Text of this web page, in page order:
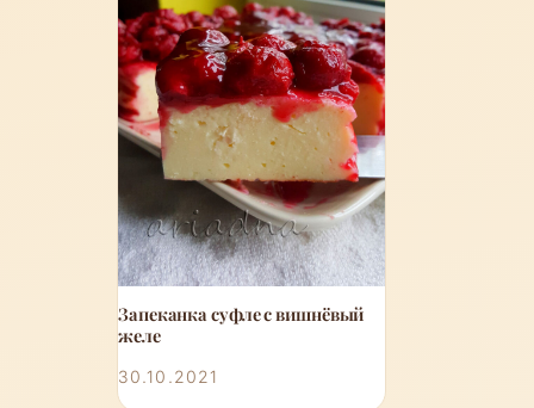
Запеканка суфле с вишнёвый
желе
30.10.2021